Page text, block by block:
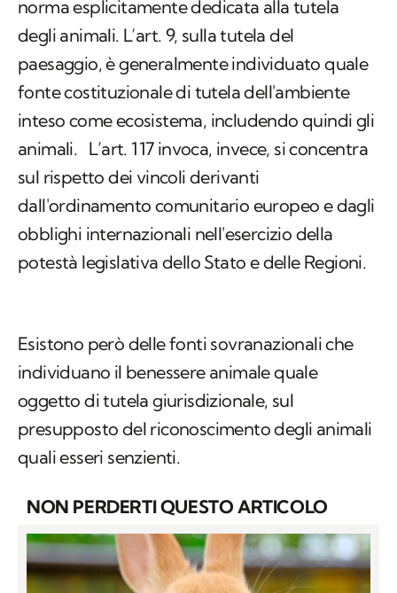
norma esplicitamente dedicata alla tutela
degli animali. ​L’art. 9, sulla tutela del
paesaggio, è generalmente individuato quale
fonte costituzionale di tutela dell'ambiente
inteso come ecosistema, includendo quindi gli
animali. ​ L’art. 117 invoca, invece, si concentra
sul rispetto dei vincoli derivanti
dall'ordinamento comunitario europeo e dagli
obblighi internazionali nell'esercizio della
potestà legislativa dello Stato e delle Regioni. ​
Esistono però delle fonti sovranazionali che
individuano il benessere animale quale
oggetto di tutela giurisdizionale, sul
presupposto del riconoscimento degli animali
quali esseri senzienti.
NON PERDERTI QUESTO ARTICOLO